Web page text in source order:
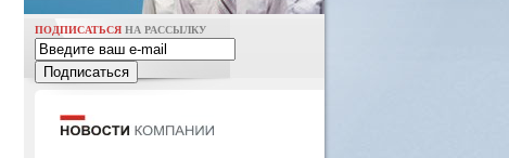
ПОДПИСАТЬСЯ НА РАССЫЛКУ